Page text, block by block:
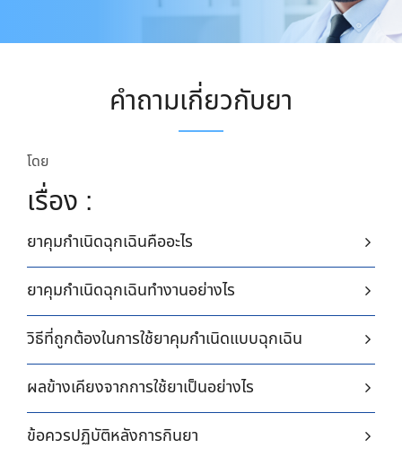
คำถามเกี่ยวกับยา
โดย
เรื่อง :
ยาคุมกำเนิดฉุกเฉินคืออะไร
ยาคุมกำเนิดฉุกเฉินทำงานอย่างไร
วิธีที่ถูกต้องในการใช้ยาคุมกำเนิดแบบฉุกเฉิน
ผลข้างเคียงจากการใช้ยาเป็นอย่างไร
ข้อควรปฏิบัติหลังการกินยา